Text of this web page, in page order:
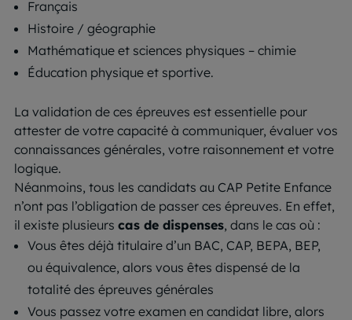
Français
Histoire / géographie
Mathématique et sciences physiques – chimie
Éducation physique et sportive.
La validation de ces épreuves est essentielle pour
attester de votre capacité à communiquer, évaluer vos
connaissances générales, votre raisonnement et votre
logique.
Néanmoins, tous les candidats au CAP Petite Enfance
n’ont pas l’obligation de passer ces épreuves. En effet,
il existe plusieurs cas de dispenses, dans le cas où :
Vous êtes déjà titulaire d’un BAC, CAP, BEPA, BEP,
ou équivalence, alors vous êtes dispensé de la
totalité des épreuves générales
Vous passez votre examen en candidat libre, alors